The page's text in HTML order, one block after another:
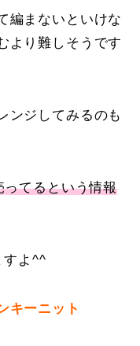
編まないといけな
より難しそうです
ンジしてみるのも
ってるという情報
すよ^^
キーニット